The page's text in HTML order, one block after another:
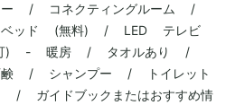
/ コネクティングルーム /
ベッド (無料) / LED テレビ
可) - 暖房 / タオルあり /
鹸 / シャンプー / トイレット
ガイドブックまたはおすすめ情